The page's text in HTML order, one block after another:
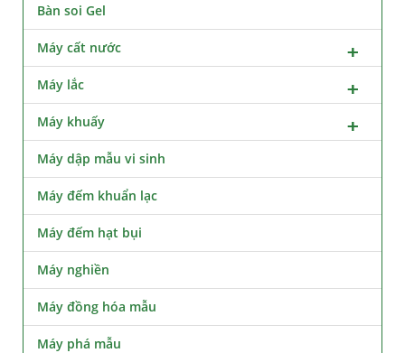
Bàn soi Gel
Máy cất nước
Máy lắc
Máy khuấy
Máy dập mẫu vi sinh
Máy đếm khuẩn lạc
Máy đếm hạt bụi
Máy nghiền
Máy đồng hóa mẫu
Máy phá mẫu